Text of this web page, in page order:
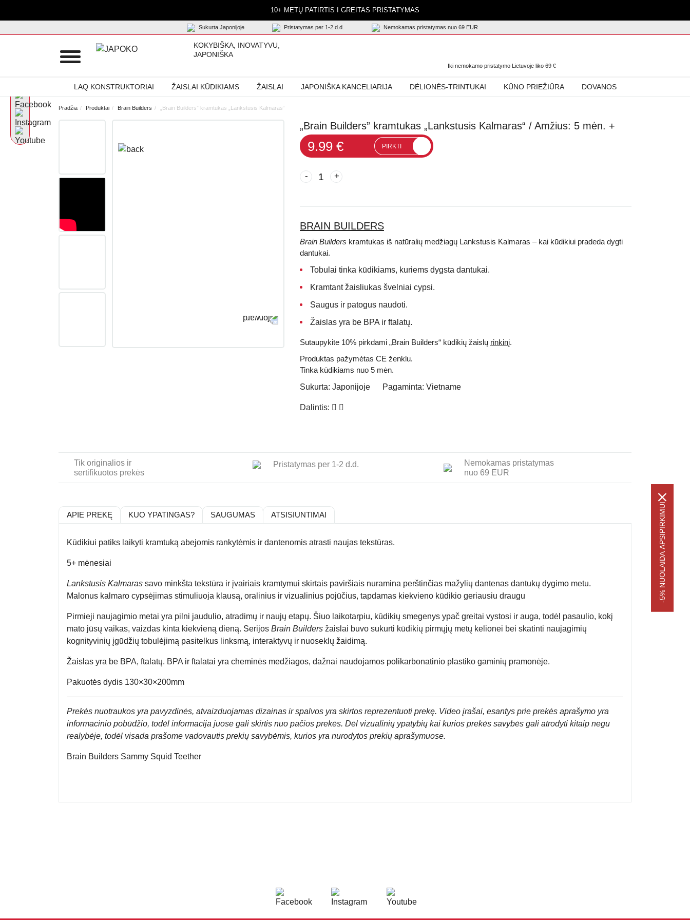
10+ METŲ PATIRTIS I GREITAS PRISTATYMAS
Sukurta Japonijoje Pristatymas per 1-2 d.d. Nemokamas pristatymas nuo 69 EUR
KOKYBIŠKA, INOVATYVU,
JAPONIŠKA
Iki nemokamo pristatymo Lietuvoje liko 69 €
LAQ KONSTRUKTORIAI ŽAISLAI KŪDIKIAMS ŽAISLAI JAPONIŠKA KANCELIARIJA DĖLIONĖS-TRINTUKAI KŪNO PRIEŽIŪRA DOVANOS
Pradžia Produktai Brain Builders „Brain Builders” kramtukas „Lankstusis Kalmaras“
„Brain Builders” kramtukas „Lankstusis Kalmaras“ / Amžius: 5 mėn. +
9.99 € PIRKTI
- +
BRAIN BUILDERS
Brain Builders kramtukas iš natūralių medžiagų Lankstusis Kalmaras – kai kūdikiui pradeda dygti
dantukai.
Tobulai tinka kūdikiams, kuriems dygsta dantukai.
Kramtant žaisliukas švelniai cypsi.
Saugus ir patogus naudoti.
Žaislas yra be BPA ir ftalatų.
Sutaupykite 10% pirkdami „Brain Builders“ kūdikių žaislų rinkinį.
Produktas pažymėtas CE ženklu.
Tinka kūdikiams nuo 5 mėn.
Sukurta: Japonijoje Pagaminta: Vietname
Dalintis:
Tik originalios ir
sertifikuotos prekės
Pristatymas per 1-2 d.d.
Nemokamas pristatymas
nuo 69 EUR
APIE PREKĘ KUO YPATINGAS? SAUGUMAS ATSISIUNTIMAI
Kūdikiui patiks laikyti kramtuką abejomis rankytėmis ir dantenomis atrasti naujas tekstūras.
5+ mėnesiai
Lankstusis Kalmaras savo minkšta tekstūra ir įvairiais kramtymui skirtais paviršiais nuramina perštinčias mažylių dantenas dantukų dygimo metu.
Malonus kalmaro cypsėjimas stimuliuoja klausą, oralinius ir vizualinius pojūčius, tapdamas kiekvieno kūdikio geriausiu draugu
Pirmieji naujagimio metai yra pilni jaudulio, atradimų ir naujų etapų. Šiuo laikotarpiu, kūdikių smegenys ypač greitai vystosi ir auga, todėl pasaulio, kokį
mato jūsų vaikas, vaizdas kinta kiekvieną dieną. Serijos Brain Builders žaislai buvo sukurti kūdikių pirmųjų metų kelionei bei skatinti naujagimių
kognityvinių įgūdžių tobulėjimą pasitelkus linksmą, interaktyvų ir nuoseklų žaidimą.
Žaislas yra be BPA, ftalatų. BPA ir ftalatai yra cheminės medžiagos, dažnai naudojamos polikarbonatinio plastiko gaminių pramonėje.
Pakuotės dydis 130×30×200mm
Prekės nuotraukos yra pavyzdinės, atvaizduojamas dizainas ir spalvos yra skirtos reprezentuoti prekę. Video įrašai, esantys prie prekės aprašymo yra
informacinio pobūdžio, todėl informacija juose gali skirtis nuo pačios prekės. Dėl vizualinių ypatybių kai kurios prekės savybės gali atrodyti kitaip negu
realybėje, todėl visada prašome vadovautis prekių savybėmis, kurios yra nurodytos prekių aprašymuose.
Brain Builders Sammy Squid Teether
-5% NUOLAIDA APSIPIRKIMUI